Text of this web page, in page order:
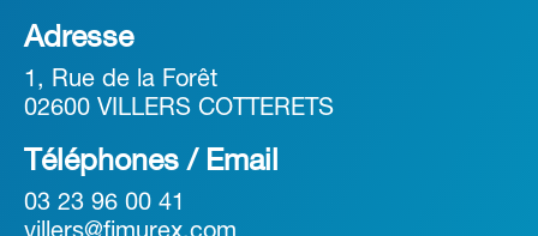
Adresse
1, Rue de la Forêt
02600 VILLERS COTTERETS
Téléphones / Email
03 23 96 00 41